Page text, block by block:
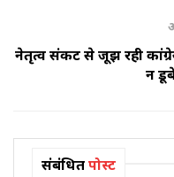
नेतृत्व संकट से जूझ रही
न डूबे
संबंधितपोस्ट